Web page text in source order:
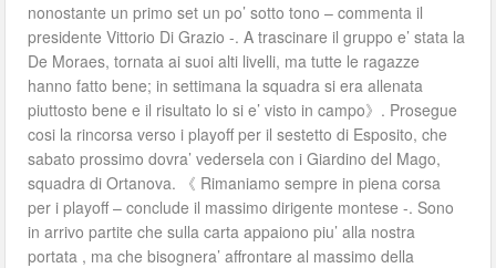
nonostante un primo set un po’ sotto tono – commenta il
presidente Vittorio Di Grazio -. A trascinare il gruppo e’ stata la
De Moraes, tornata ai suoi alti livelli, ma tutte le ragazze
hanno fatto bene; in settimana la squadra si era allenata
piuttosto bene e il risultato lo si e’ visto in campo》. Prosegue
cosi la rincorsa verso i playoff per il sestetto di Esposito, che
sabato prossimo dovra’ vedersela con i Giardino del Mago,
squadra di Ortanova. 《 Rimaniamo sempre in piena corsa
per i playoff – conclude il massimo dirigente montese -. Sono
in arrivo partite che sulla carta appaiono piu’ alla nostra
portata , ma che bisognera’ affrontare al massimo della